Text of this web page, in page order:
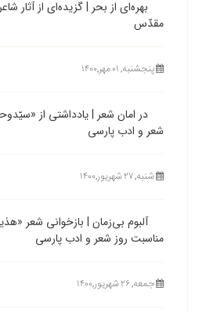
بهره‌ای از بحر | گزیده‌ای از آثار
مقدّس
پنجشنبه, ۰۱ مهر,۱۴۰۰
در امان شعر | یادداشتی از
شعر و ادب پارسی
شنبه, ۲۷ شهریور,۱۴۰۰
آلبوم بی‌زمان | بازخوانی شعر
مناسبت روز شعر و ادب پارسی
جمعه, ۲۶ شهریور,۱۴۰۰